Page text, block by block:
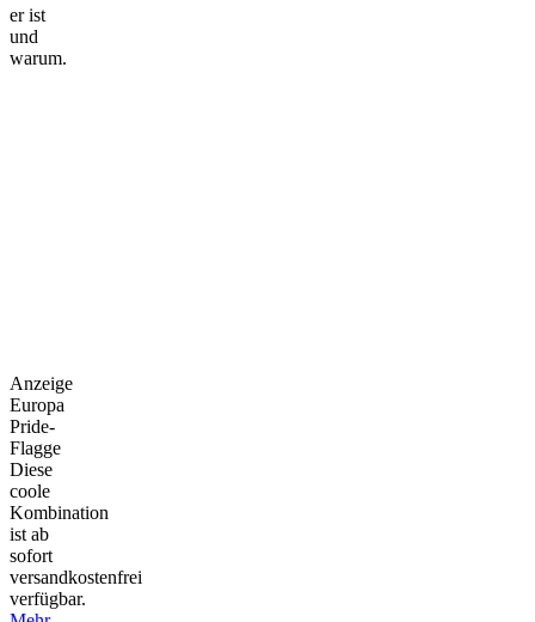
er ist
und
warum.
Anzeige
Europa
Pride-
Flagge
Diese
coole
Kombination
ist ab
sofort
versandkostenfrei
verfügbar.